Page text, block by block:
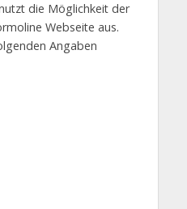
die Möglichkeit der
Webseite aus.
Angaben